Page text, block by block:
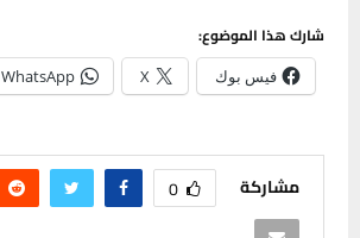
شارك هذا الموضوع:
فيس بوك X
WhatsApp
مشاركة 0